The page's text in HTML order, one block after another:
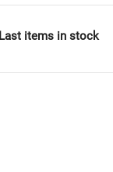
Last items in stock